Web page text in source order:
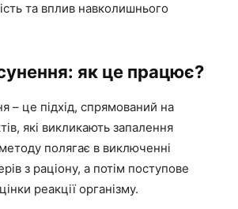
та вплив навколишнього
як це працює?
– це підхід, спрямований на
які викликають запалення
полягає в виключенні
з раціону, а потім поступове
реакції організму.